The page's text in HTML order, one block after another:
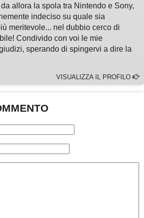
allora la spola tra Nintendo e Sony,
indeciso su quale sia
meritevole... nel dubbio cerco di
Condivido con voi le mie
sperando di spingervi a dire la
VISUALIZZA IL PROFILO